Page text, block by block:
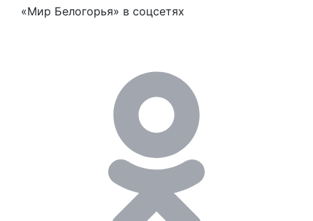
«Мир Белогорья» в соцсетях